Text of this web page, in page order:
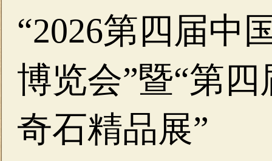
“2026第四届中
博览会”暨“第
奇石精品展”